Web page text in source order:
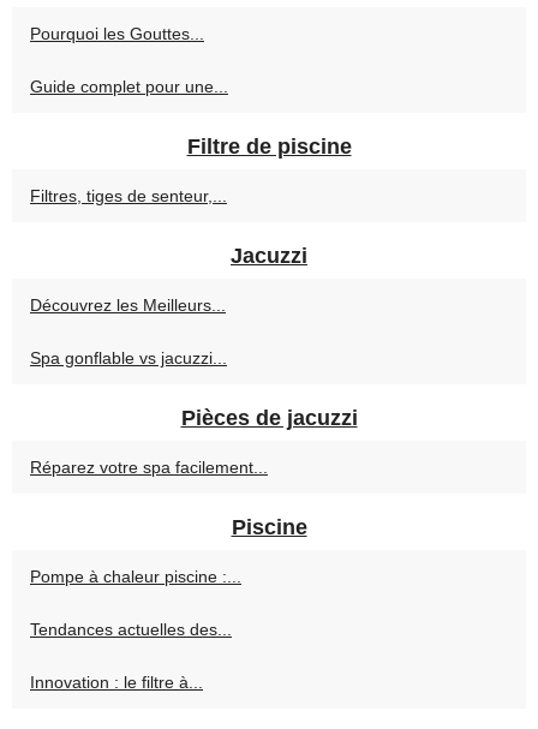
Pourquoi les Gouttes...
Guide complet pour une...
Filtre de piscine
Filtres, tiges de senteur,...
Jacuzzi
Découvrez les Meilleurs...
Spa gonflable vs jacuzzi...
Pièces de jacuzzi
Réparez votre spa facilement...
Piscine
Pompe à chaleur piscine :...
Tendances actuelles des...
Innovation : le filtre à...